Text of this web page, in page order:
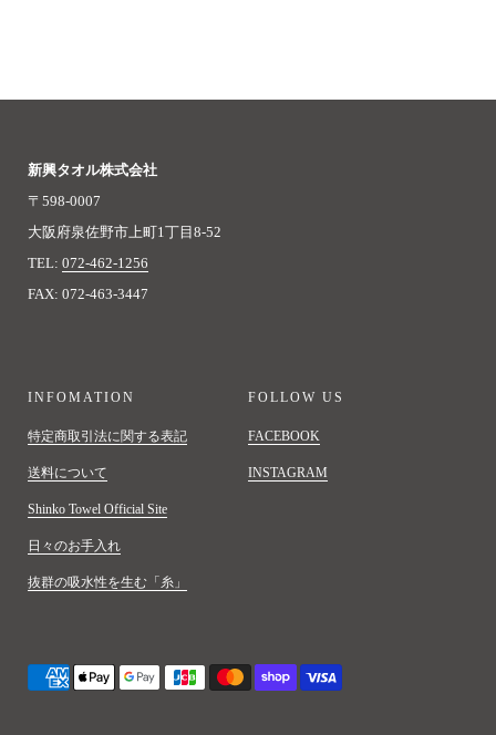
新興タオル株式会社
〒598-0007
大阪府泉佐野市上町1丁目8-52
TEL: 072-462-1256
FAX: 072-463-3447
INFOMATION
特定商取引法に関する表記
送料について
Shinko Towel Official Site
日々のお手入れ
抜群の吸水性を生む「糸」
FOLLOW US
FACEBOOK
INSTAGRAM